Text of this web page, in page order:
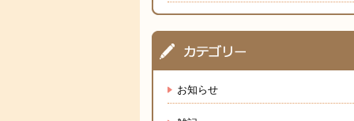
お知らせ